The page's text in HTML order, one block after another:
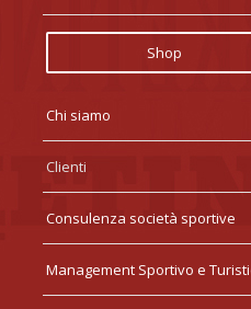
Shop
Chi siamo
Clienti
Consulenza società sportive
Management Sportivo e